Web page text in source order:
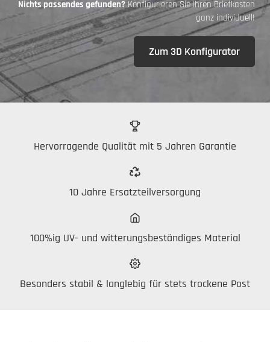
Nichts passendes gefunden?Konfigurieren Sie Ihren Briefkasten
ganz individuell!
Zum 3D Konfigurator
Hervorragende Qualität mit 5 Jahren Garantie
10 Jahre Ersatzteilversorgung
100%ig UV- und witterungsbeständiges Material
Besonders stabil & langlebig für stets trockene Post